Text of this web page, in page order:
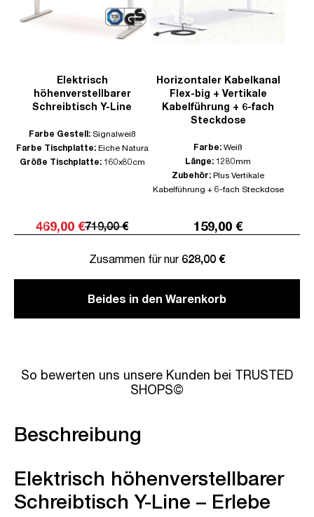
Elektrisch
höhenverstellbarer
Schreibtisch Y-Line
Farbe Gestell: Signalweiß
Farbe Tischplatte: Eiche Natura
Größe Tischplatte: 160x80cm
469,00 €719,00 €
Horizontaler Kabelkanal
Flex-big + Vertikale
Kabelführung + 6-fach
Steckdose
Farbe: Weiß
Länge: 1280mm
Zubehör: Plus Vertikale
Kabelführung + 6-fach Steckdose
159,00 €
Zusammen für nur 628,00 €
Beides in den Warenkorb
So bewerten uns unsere Kunden bei TRUSTED
SHOPS©
Beschreibung
Elektrisch höhenverstellbarer
Schreibtisch Y-Line – Erlebe